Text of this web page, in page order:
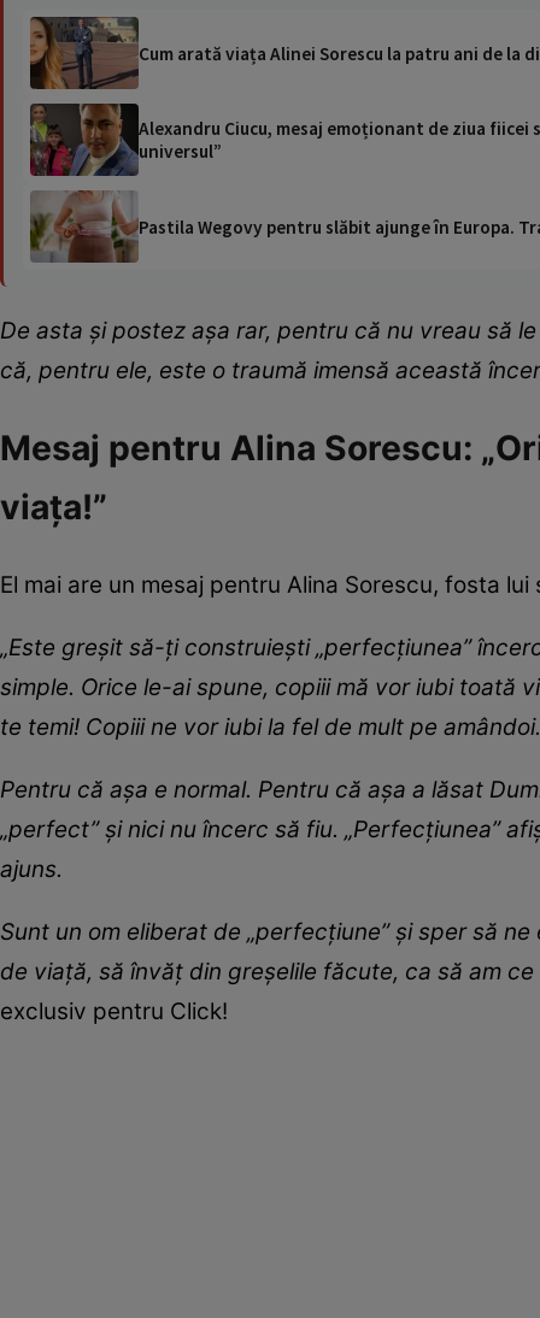
Cum arată viața Alinei Sorescu la patru ani de la
Alexandru Ciucu, mesaj emoționant de ziua fiicei
universul”
Pastila Wegovy pentru slăbit ajunge în Europa.
De asta și postez așa rar, pentru că nu vreau să
că, pentru ele, este o traumă imensă această
Mesaj pentru Alina Sorescu:
viața!”
El mai are un mesaj pentru Alina Sorescu, fosta
„Este greșit să-ți construiești „perfecțiunea”
simple. Orice le-ai spune, copiii mă vor iubi toată
te temi! Copiii ne vor iubi la fel de mult pe
Pentru că așa e normal. Pentru că așa a lăsat
„perfect” și nici nu încerc să fiu. „Perfecțiunea”
ajuns.
Sunt un om eliberat de „perfecțiune” și sper să
de viață, să învăț din greșelile făcute, ca să am
exclusiv pentru Click!